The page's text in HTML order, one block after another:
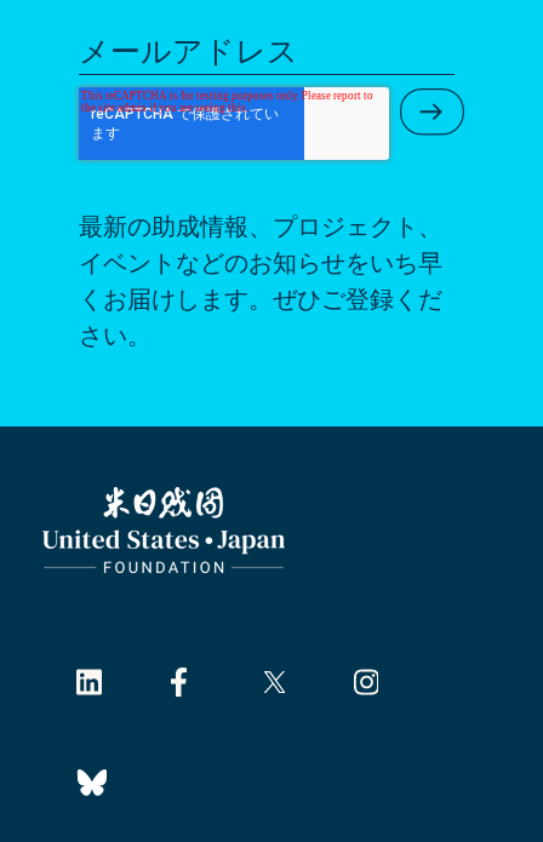
メールアドレス
Submit
最新の助成情報、プロジェクト、
イベントなどのお知らせをいち早
くお届けします。ぜひご登録くだ
さい。